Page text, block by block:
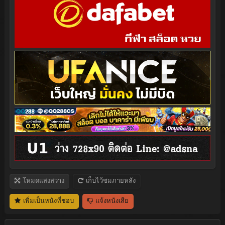
โหมดแสงสว่าง เก็บไว้ชมภายหลัง
เพิ่มเป็นหนังที่ชอบ แจ้งหนังเสีย